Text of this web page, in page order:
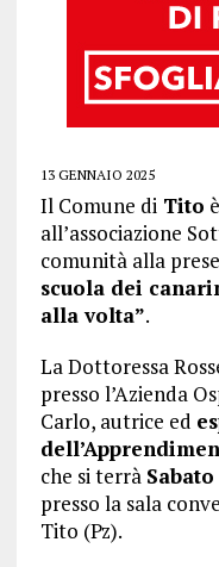
13 GENNAIO 2025
Il Comune diTito
all’associazione
comunità alla
scuola dei
alla volta”.
La Dottoressa
presso l’Azienda
Carlo, autrice ed
che si terrà
presso la sala
Tito (Pz).